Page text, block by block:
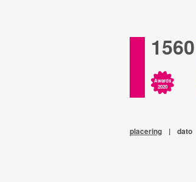
1560
Awards
2020
placering | dato